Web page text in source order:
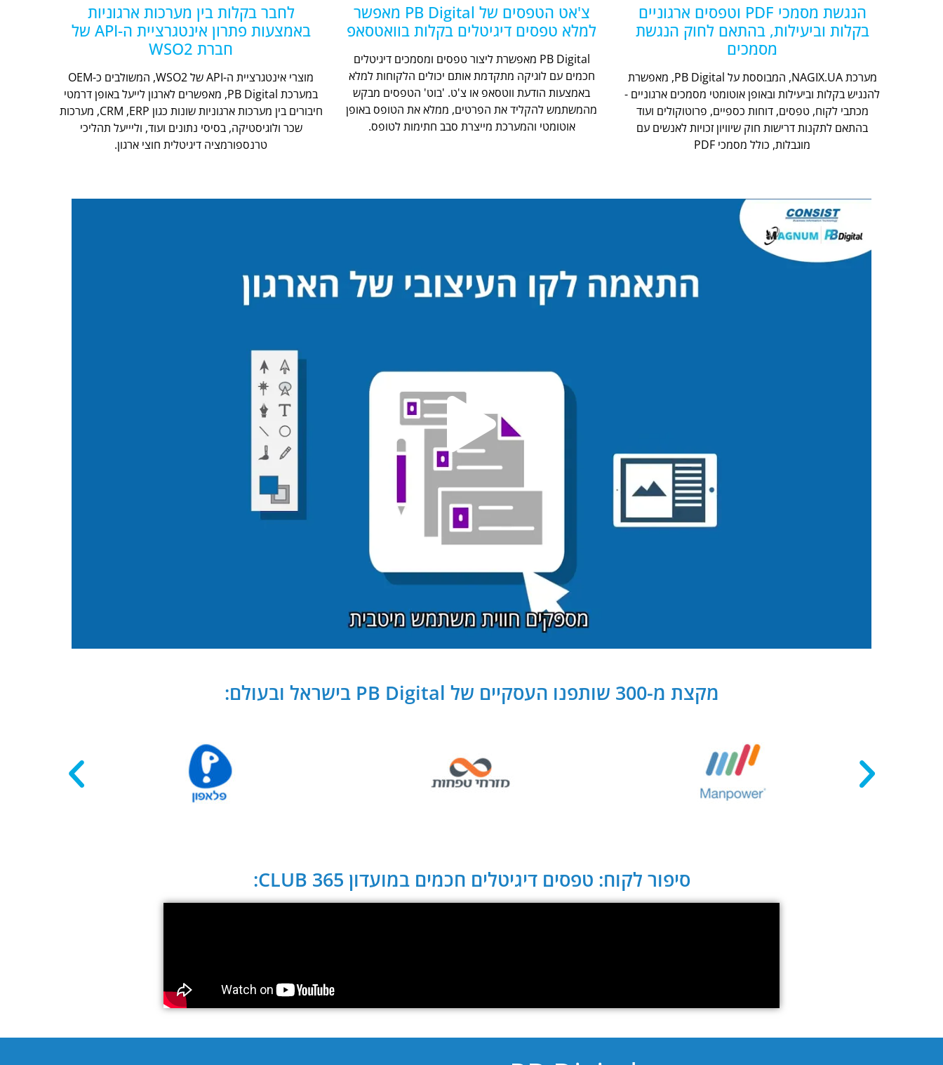
הנגשת מסמכי PDF וטפסים ארגוניים
בקלות וביעילות, בהתאם לחוק הנגשת
מסמכים
מערכת NAGIX.UA, המבוססת על PB Digital, מאפשרת
להנגיש בקלות וביעילות ובאופן אוטומטי מסמכים ארגוניים -
מכתבי לקוח, טפסים, דוחות כספיים, פרוטוקולים ועוד
בהתאם לתקנות דרישות חוק שיוויון זכויות לאנשים עם
מוגבלות, כולל מסמכי PDF
צ'אט הטפסים של PB Digital מאפשר
למלא טפסים דיגיטלים בקלות בוואטסאפ
PB Digital מאפשרת ליצור טפסים ומסמכים דיגיטלים
חכמים עם לוגיקה מתקדמת אותם יכולים הלקוחות למלא
באמצעות הודעת ווטסאפ או צ'ט. 'בוט' הטפסים מבקש
מהמשתמש להקליד את הפרטים, ממלא את הטופס באופן
אוטומטי והמערכת מייצרת סבב חתימות לטופס.
לחבר בקלות בין מערכות ארגוניות
באמצעות פתרון אינטגרציית ה-API של
חברת WSO2
מוצרי אינטגרציית ה-API של WSO2, המשולבים כ-OEM
במערכת PB Digital, מאפשרים לארגון לייעל באופן דרמטי
חיבורים בין מערכות ארגוניות שונות כגון CRM ,ERP, מערכות
שכר ולוגיסטיקה, בסיסי נתונים ועוד, וליייעל תהליכי
טרנספורמציה דיגיטלית חוצי ארגון.
מקצת מ-300 שותפנו העסקיים של PB Digital בישראל ובעולם:
סיפור לקוח: טפסים דיגיטלים חכמים במועדון CLUB 365: